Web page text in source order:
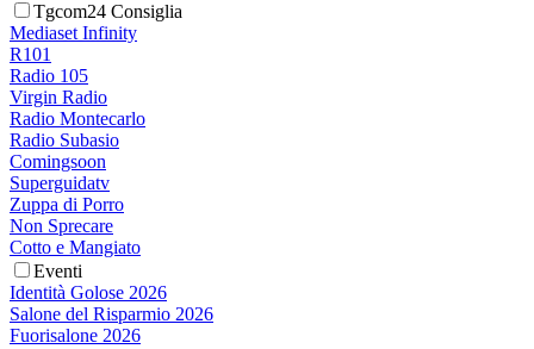
Tgcom24 Consiglia
Mediaset Infinity
R101
Radio 105
Virgin Radio
Radio Montecarlo
Radio Subasio
Comingsoon
Superguidatv
Zuppa di Porro
Non Sprecare
Cotto e Mangiato
Eventi
Identità Golose 2026
Salone del Risparmio 2026
Fuorisalone 2026